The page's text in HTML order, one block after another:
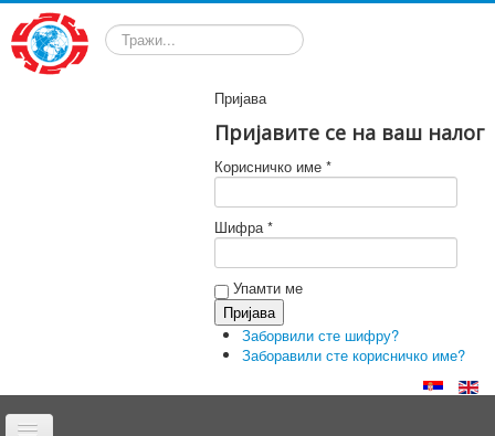
Пријава
Пријавите се на ваш налог
Корисничко име *
Шифра *
Упамти ме
Заборвили сте шифру?
Заборавили сте корисничко име?